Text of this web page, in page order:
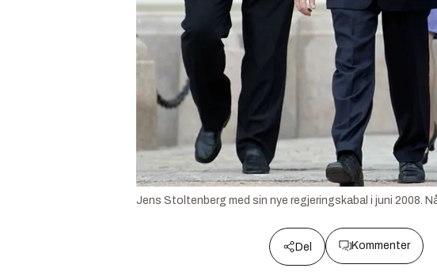
Jens Stoltenberg med sin nye regjeringskabal i juni 2008.
Del Kommenter